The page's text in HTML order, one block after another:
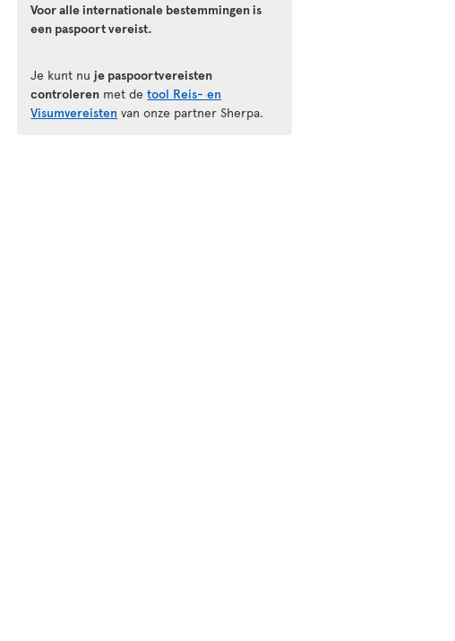
Voor alle internationale bestemmingen is
een paspoort vereist.
Je kunt nuje paspoortvereisten
controleren met detool Reis- en
Visumvereisten van onze partner Sherpa.